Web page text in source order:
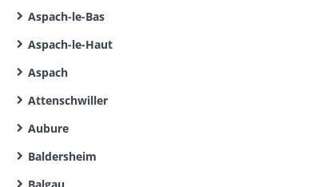
Aspach-le-Bas
Aspach-le-Haut
Aspach
Attenschwiller
Aubure
Baldersheim